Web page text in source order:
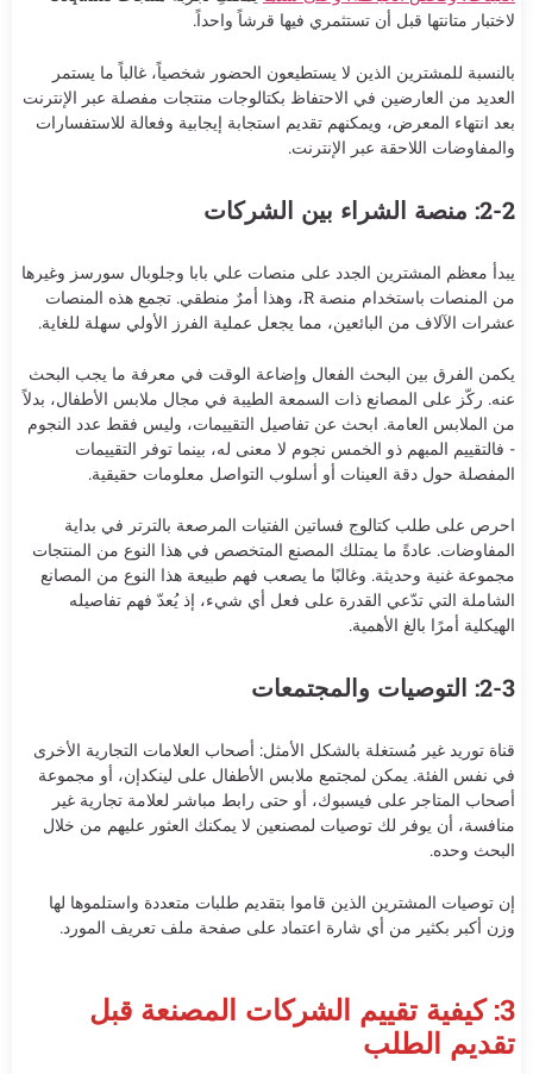
لاختبار متانتها قبل أن تستثمري فيها قرشاً واحداً.
بالنسبة للمشترين الذين لا يستطيعون الحضور شخصياً، غالباً ما يستمر
العديد من العارضين في الاحتفاظ بكتالوجات منتجات مفصلة عبر الإنترنت
بعد انتهاء المعرض، ويمكنهم تقديم استجابة إيجابية وفعالة للاستفسارات
والمفاوضات اللاحقة عبر الإنترنت.
2-2: منصة الشراء بين الشركات
يبدأ معظم المشترين الجدد على منصات علي بابا وجلوبال سورسز وغيرها
من المنصات باستخدام منصة R، وهذا أمرٌ منطقي. تجمع هذه المنصات
عشرات الآلاف من البائعين، مما يجعل عملية الفرز الأولي سهلة للغاية.
يكمن الفرق بين البحث الفعال وإضاعة الوقت في معرفة ما يجب البحث
عنه. ركّز على المصانع ذات السمعة الطيبة في مجال ملابس الأطفال، بدلاً
من الملابس العامة. ابحث عن تفاصيل التقييمات، وليس فقط عدد النجوم
- فالتقييم المبهم ذو الخمس نجوم لا معنى له، بينما توفر التقييمات
المفصلة حول دقة العينات أو أسلوب التواصل معلومات حقيقية.
احرص على طلب كتالوج فساتين الفتيات المرصعة بالترتر في بداية
المفاوضات. عادةً ما يمتلك المصنع المتخصص في هذا النوع من المنتجات
مجموعة غنية وحديثة. وغالبًا ما يصعب فهم طبيعة هذا النوع من المصانع
الشاملة التي تدّعي القدرة على فعل أي شيء، إذ يُعدّ فهم تفاصيله
الهيكلية أمرًا بالغ الأهمية.
2-3: التوصيات والمجتمعات
قناة توريد غير مُستغلة بالشكل الأمثل: أصحاب العلامات التجارية الأخرى
في نفس الفئة. يمكن لمجتمع ملابس الأطفال على لينكدإن، أو مجموعة
أصحاب المتاجر على فيسبوك، أو حتى رابط مباشر لعلامة تجارية غير
منافسة، أن يوفر لك توصيات لمصنعين لا يمكنك العثور عليهم من خلال
البحث وحده.
إن توصيات المشترين الذين قاموا بتقديم طلبات متعددة واستلموها لها
وزن أكبر بكثير من أي شارة اعتماد على صفحة ملف تعريف المورد.
3: كيفية تقييم الشركات المصنعة قبل
تقديم الطلب